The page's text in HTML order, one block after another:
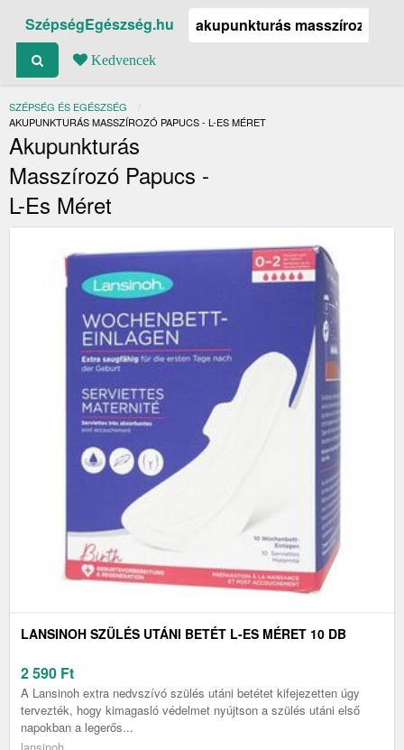
SzépségEgészség.hu
Kedvencek
SZÉPSÉG ÉS EGÉSZSÉG
JELENLEGI:
AKUPUNKTURÁS MASSZÍROZÓ PAPUCS - L-ES MÉRET
Akupunkturás
Masszírozó Papucs -
L-Es Méret
LANSINOH SZÜLÉS UTÁNI BETÉT L-ES MÉRET 10 DB
2 590 Ft
A Lansinoh extra nedvszívó szülés utáni betétet kifejezetten úgy
tervezték, hogy kimagasló védelmet nyújtson a szülés utáni első
napokban a legerős...